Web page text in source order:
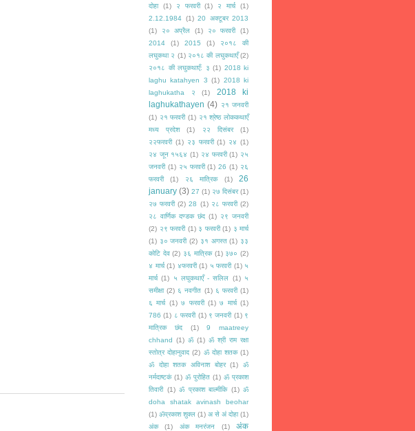
दोहा
(1) २ फरवरी (1) २ मार्च
(1)
2.12.1984 (1) 20 अक्टूबर 2013
(1)
२० अप्रैल (1) २० फरवरी
(1)
2014
(1) 2015 (1)
२०१८ की
लघुकथा २ (1) २०१८ की लघुकथाएँ (2)
२०१८ की लघुकथाएँ: ३ (1) 2018 ki
laghu katahyen 3 (1) 2018 ki
laghukatha २
(1)
2018 ki
laghukathayen (4) २१ जनवरी
(1) २१ फरवरी (1) २१ श्रेष्ठ लोककथाएँ
मध्य प्रदेश
(1) २२ दिसंबर
(1)
२२फरवरी (1) २३ फरवरी (1) २४ (1)
२४ जून १५६४ (1) २४ फरवरी (1) २५
जनवरी (1) २५ फरवरी (1) 26 (1) २६
फरवरी
(1) २६ मात्रिक (1)
26
january (3) 27 (1) २७ दिसंबर (1)
२७ फरवरी (2) 28 (1) २८ फरवरी (2)
२८ वार्णिक दण्डक छंद (1) २९ जनवरी
(2) २९ फरवरी (1) ३ फरवरी (1) ३ मार्च
(1) ३० जनवरी (2) ३१ अगस्त (1) ३३
कोटि देव (2) ३६ मात्रिक (1) ३७० (2)
४ मार्च (1) ४फरवरी (1) ५ फरवरी (1) ५
मार्च (1) ५ लघुकथाएँ - सलिल (1) ५
समीक्षा (2) ६ नवगीत (1) ६ फरवरी (1)
६ मार्च (1) ७ फरवरी (1) ७ मार्च (1)
786 (1) ८ फरवरी (1) ९ जनवरी (1) ९
मात्रिक छंद
(1)
9 maatreey
chhand (1) ॐ (1) ॐ श्री राम रक्षा
स्तोत्र दोहानुवाद (2) ॐ दोहा शतक (1)
ॐ दोहा शतक अविनाश बोहर
(1)
ॐ
नर्मदाष्टकं (1) ॐ पुरोहित (1) ॐ प्रकाश
तिवारी (1) ॐ प्रकाश बाल्मीकि (1) ॐ
doha shatak avinash beohar
(1) ॐप्रकाश शुक्ल (1) अ से अं दोहा (1)
अंक
(1) अंक मनरंजन (1)
अंक